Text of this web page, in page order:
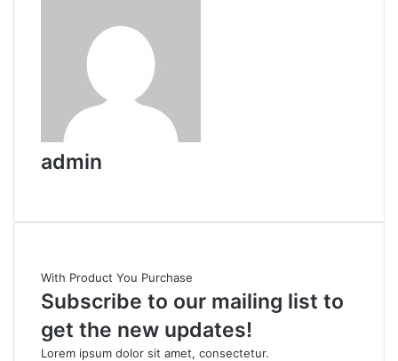
admin
b
t
e
With Product You Purchase
Subscribe to our mailing list to
get the new updates!
Lorem ipsum dolor sit amet, consectetur.